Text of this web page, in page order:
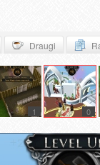
Draugi
1 0